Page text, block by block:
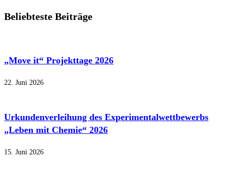
Beliebteste Beiträge
„Move it“ Projekttage 2026
22. Juni 2026
Urkundenverleihung des Experimentalwettbewerbs
„Leben mit Chemie“ 2026
15. Juni 2026